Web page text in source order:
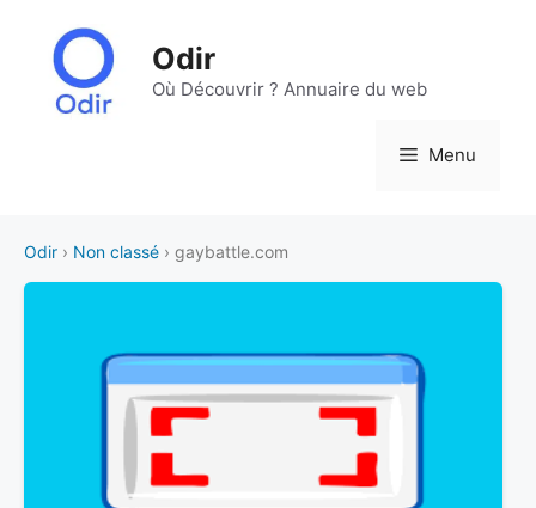
contenu
Odir
Où Découvrir ? Annuaire du web
Menu
Odir › Non classé › gaybattle.com